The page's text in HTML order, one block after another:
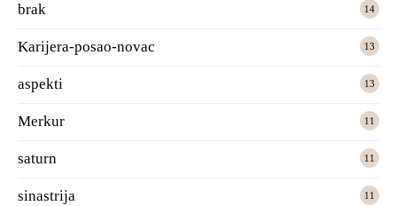
brak 14
Karijera-posao-novac 13
aspekti 13
Merkur 11
saturn 11
sinastrija 11